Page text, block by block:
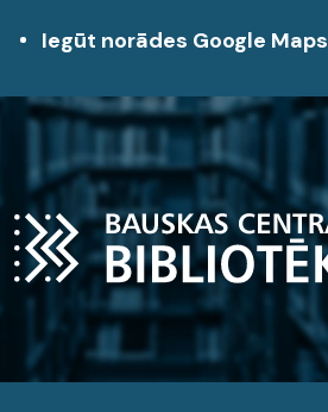
Iegūt norādes Google Maps